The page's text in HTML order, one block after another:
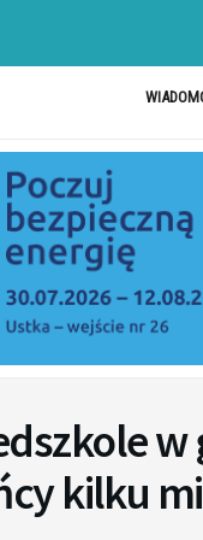
w
kilku